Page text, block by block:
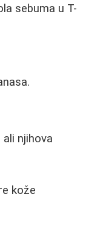
sebuma u T-
njihova
kože